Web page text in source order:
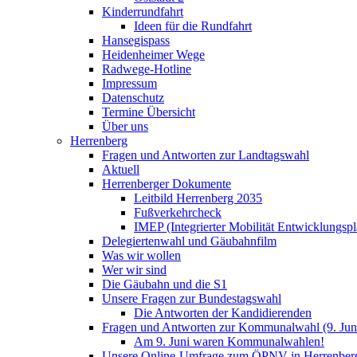
Kinderrundfahrt
Ideen für die Rundfahrt
Hansegispass
Heidenheimer Wege
Radwege-Hotline
Impressum
Datenschutz
Termine Übersicht
Über uns
Herrenberg
Fragen und Antworten zur Landtagswahl
Aktuell
Herrenberger Dokumente
Leitbild Herrenberg 2035
Fußverkehrcheck
IMEP (Integrierter Mobilität
Delegiertenwahl und Gäubahnfilm
Was wir wollen
Wer wir sind
Die Gäubahn und die S1
Unsere Fragen zur Bundestagswahl
Die Antworten der Kandidierenden
Fragen und Antworten zur Kommunalwahl (9.
Am 9. Juni waren Kommunalwahlen!